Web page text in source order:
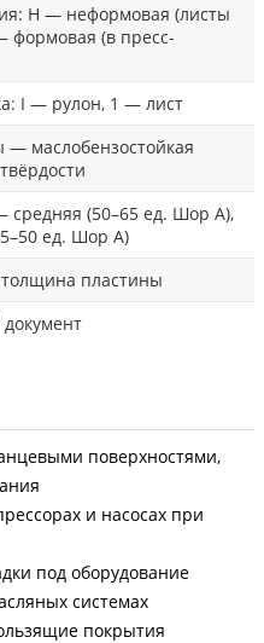
Н — неформовая (листы
формовая (в пресс-
I — рулон, 1 — лист
маслобензостойкая
средняя (50–65 ед. Шор А),
ед. Шор А)
пластины
поверхностями,
и насосах при
под оборудование
системах
покрытия